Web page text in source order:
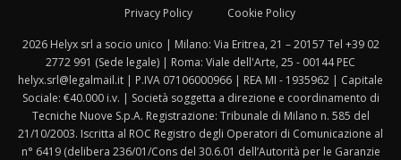
Privacy Policy Cookie Policy
2026 Helyx srl a socio unico | Milano: Via Eritrea, 21 – 20157 Tel +39 02
2772 991 (Sede legale) | Roma: Viale dell'Arte, 25 - 00144 PEC
helyx.srl@legalmail.it | P.IVA 07106000966 | REA MI - 1935962 | Capitale
Sociale: €40.000 i.v. | Società soggetta a direzione e coordinamento di
Tecniche Nuove S.p.A. Registrazione: Tribunale di Milano n. 585 del
21/10/2003. Iscritta al ROC Registro degli Operatori di Comunicazione al
n° 6419 (delibera 236/01/Cons del 30.6.01 dell’Autorità per le Garanzie